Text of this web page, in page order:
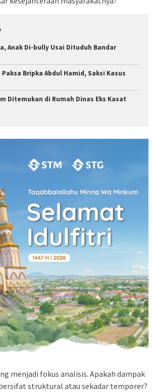
Anak Di-bully Usai Dituduh Bandar
Bripka Abdul Hamid, Saksi Kasus
Ditemukan di Rumah Dinas Eks Kasat
menjadi fokus analisis. Apakah dampak
struktural atau sekadar temporer?